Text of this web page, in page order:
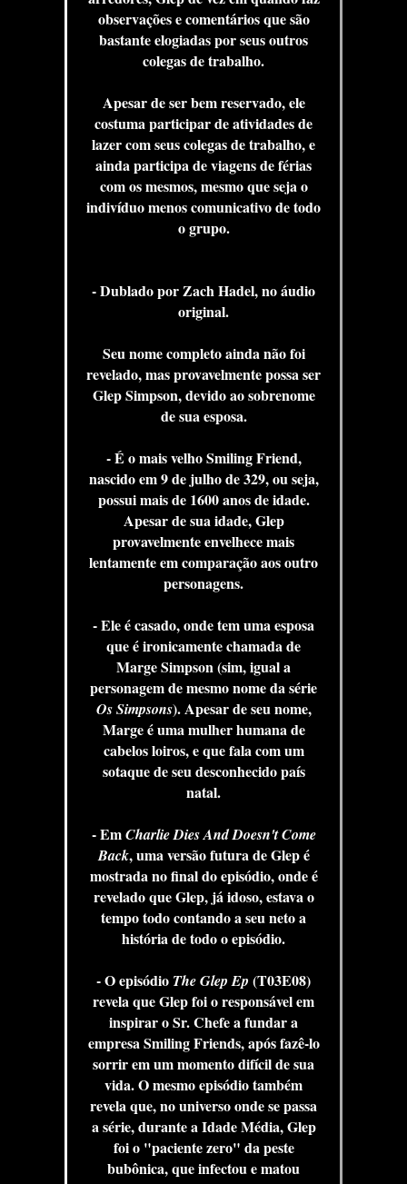
observações e comentários que são
bastante elogiadas por seus outros
colegas de trabalho.
Apesar de ser bem reservado, ele
costuma participar de atividades de
lazer com seus colegas de trabalho, e
ainda participa de viagens de férias
com os mesmos, mesmo que seja o
indivíduo menos comunicativo de todo
o grupo.
- Dublado por Zach Hadel, no áudio
original.
Seu nome completo ainda não foi
revelado, mas provavelmente possa ser
Glep Simpson, devido ao sobrenome
de sua esposa.
- É o mais velho Smiling Friend,
nascido em 9 de julho de 329, ou seja,
possui mais de 1600 anos de idade.
Apesar de sua idade, Glep
provavelmente envelhece mais
lentamente em comparação aos outro
personagens.
- Ele é casado, onde tem uma esposa
que é ironicamente chamada de
Marge Simpson (sim, igual a
personagem de mesmo nome da série
Os Simpsons). Apesar de seu nome,
Marge é uma mulher humana de
cabelos loiros, e que fala com um
sotaque de seu desconhecido país
natal.
- EmCharlie Dies And Doesn't Come
Back, uma versão futura de Glep é
mostrada no final do episódio, onde é
revelado que Glep, já idoso, estava o
tempo todo contando a seu neto a
história de todo o episódio.
- O episódio The Glep Ep (T03E08)
revela que Glep foi o responsável em
inspirar o Sr. Chefe a fundar a
empresa Smiling Friends, após fazê-lo
sorrir em um momento difícil de sua
vida. O mesmo episódio também
revela que, no universo onde se passa
a série, durante a Idade Média, Glep
foi o "paciente zero" da peste
bubônica, que infectou e matou